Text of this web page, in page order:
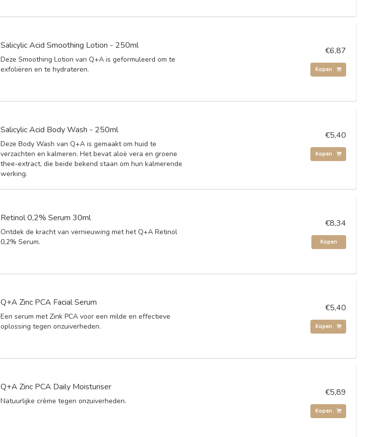
Salicylic Acid Smoothing Lotion - 250ml
Deze Smoothing Lotion van Q+A is geformuleerd om te
exfoliëren en te hydrateren.
€6,87
Kopen
Salicylic Acid Body Wash - 250ml
Deze Body Wash van Q+A is gemaakt om huid te
verzachten en kalmeren. Het bevat aloë vera en groene
thee-extract, die beide bekend staan om hun kalmerende
werking.
€5,40
Kopen
Retinol 0,2% Serum 30ml
Ontdek de kracht van vernieuwing met het Q+A Retinol
0,2% Serum.
€8,34
Kopen
Q+A Zinc PCA Facial Serum
Een serum met Zink PCA voor een milde en effectieve
oplossing tegen onzuiverheden.
€5,40
Kopen
Q+A Zinc PCA Daily Moisturiser
Natuurlijke crème tegen onzuiverheden.
€5,89
Kopen